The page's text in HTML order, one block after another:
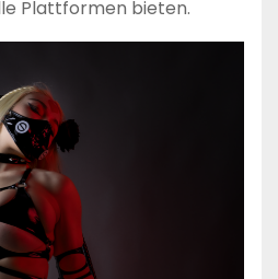
Plattformen bieten.